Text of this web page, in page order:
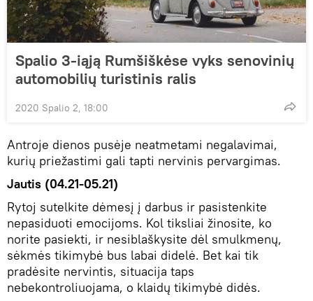
Spalio 3-iąją Rumšiškėse vyks senovinių
automobilių turistinis ralis
2020 Spalio 2, 18:00
Antroje dienos pusėje neatmetami negalavimai,
kurių priežastimi gali tapti nervinis pervargimas.
Jautis (04.21-05.21)
Rytoj sutelkite dėmesį į darbus ir pasistenkite
nepasiduoti emocijoms. Kol tiksliai žinosite, ko
norite pasiekti, ir nesiblaškysite dėl smulkmenų,
sėkmės tikimybė bus labai didelė. Bet kai tik
pradėsite nervintis, situacija taps
nebekontroliuojama, o klaidų tikimybė didės.